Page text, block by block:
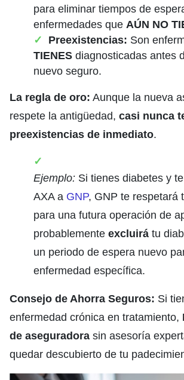
para eliminar tiempos de
enfermedades que AÚN NO
Preexistencias: Son
TIENES diagnosticadas antes
nuevo seguro.
La regla de oro: Aunque la nueva
respete la antigüedad, casi nunca
preexistencias de inmediato.
Ejemplo: Si tienes diabetes y
AXA a GNP, GNP te respetará
para una futura operación de
probablemente excluirá tu
un periodo de espera nuevo
enfermedad específica.
Consejo de Ahorra Seguros: Si
enfermedad crónica en tratamiento,
de aseguradora sin asesoría
quedar descubierto de tu